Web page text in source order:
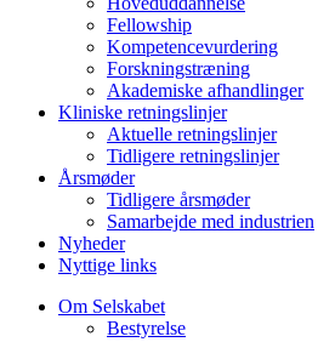
Fellowship
Kompetencevurdering
Forskningstræning
Akademiske afhandlinger
Kliniske retningslinjer
Aktuelle retningslinjer
Tidligere retningslinjer
Årsmøder
Tidligere årsmøder
Samarbejde med industrien
Nyheder
Nyttige links
Om Selskabet
Bestyrelse